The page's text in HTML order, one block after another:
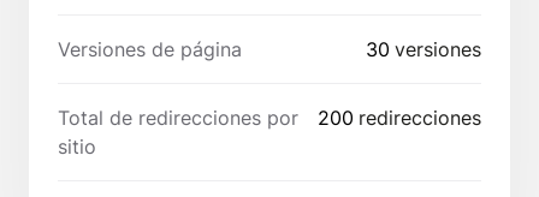
Versiones de página 30 versiones
Total de redirecciones por
sitio
200 redirecciones